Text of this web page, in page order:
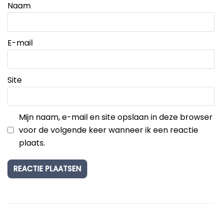
Naam
E-mail
Site
Mijn naam, e-mail en site opslaan in deze browser
voor de volgende keer wanneer ik een reactie
plaats.